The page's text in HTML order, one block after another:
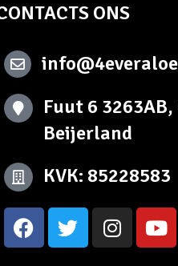
ONS
Fuut 6 3263AB,
Beijerland
KVK: 85228583